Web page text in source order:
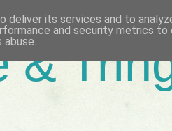
&
deliver its services and to
and security metrics